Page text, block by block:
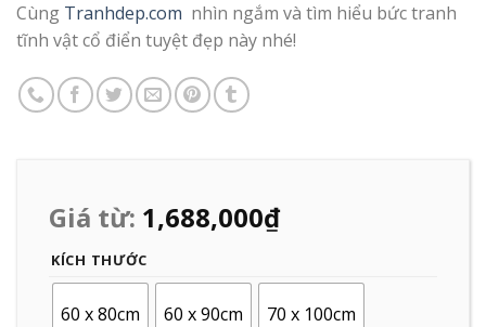
Cùng Tranhdep.com nhìn ngắm và tìm hiểu bức tranh
tĩnh vật cổ điển tuyệt đẹp này nhé!
Giá từ: 1,688,000₫
KÍCH THƯỚC
60 x 80cm 60 x 90cm 70 x 100cm